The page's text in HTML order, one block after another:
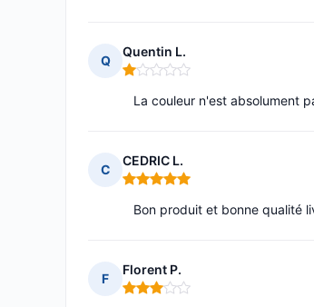
Q
Quentin L.
Note : 1 sur 5
La couleur n'est absolument
C
CEDRIC L.
Note : 5 sur 5
Bon produit et bonne qualité
F
Florent P.
Note : 3 sur 5